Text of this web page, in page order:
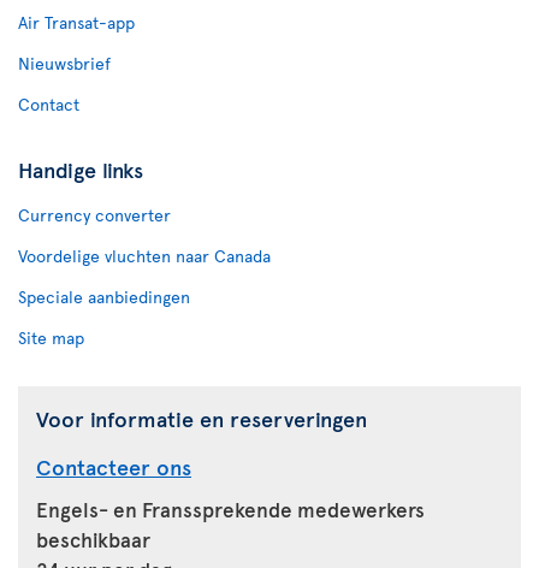
Air Transat-app
Nieuwsbrief
Contact
Handige links
Currency converter
Voordelige vluchten naar Canada
Speciale aanbiedingen
Site map
Voor informatie en reserveringen
Contacteer ons
Engels- en Franssprekende medewerkers
beschikbaar